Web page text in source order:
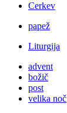
Cerkev
papež
Liturgija
advent
božič
post
velika noč